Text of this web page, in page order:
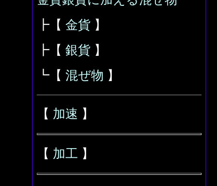
┣【 金貨 】
┣【 銀貨 】
┗【 混ぜ物 】
【 加速 】
【 加工 】